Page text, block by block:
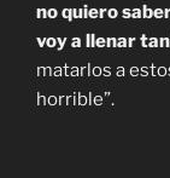
no quiero
voy a llenar
matarlos a
horrible”.